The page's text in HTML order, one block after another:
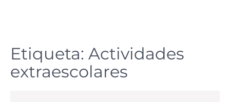
Etiqueta: Actividades
extraescolares